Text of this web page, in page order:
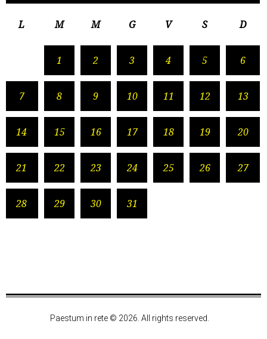
L M M G V S D
1 2 3 4 5 6
7 8 9 10 11 12 13
14 15 16 17 18 19 20
21 22 23 24 25 26 27
28 29 30 31
Paestum in rete © 2026. All rights reserved.